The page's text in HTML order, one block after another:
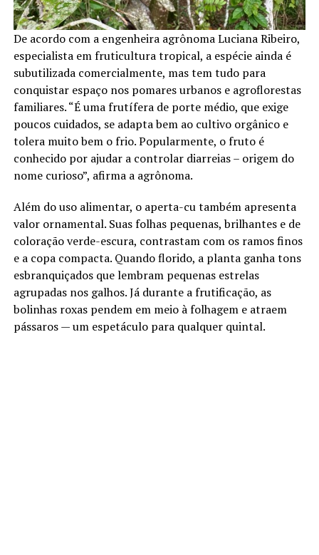
De acordo com a engenheira agrônoma Luciana Ribeiro,
especialista em fruticultura tropical, a espécie ainda é
subutilizada comercialmente, mas tem tudo para
conquistar espaço nos pomares urbanos e agroflorestas
familiares. “É uma frutífera de porte médio, que exige
poucos cuidados, se adapta bem ao cultivo orgânico e
tolera muito bem o frio. Popularmente, o fruto é
conhecido por ajudar a controlar diarreias – origem do
nome curioso”, afirma a agrônoma.
Além do uso alimentar, o aperta-cu também apresenta
valor ornamental. Suas folhas pequenas, brilhantes e de
coloração verde-escura, contrastam com os ramos finos
e a copa compacta. Quando florido, a planta ganha tons
esbranquiçados que lembram pequenas estrelas
agrupadas nos galhos. Já durante a frutificação, as
bolinhas roxas pendem em meio à folhagem e atraem
pássaros — um espetáculo para qualquer quintal.